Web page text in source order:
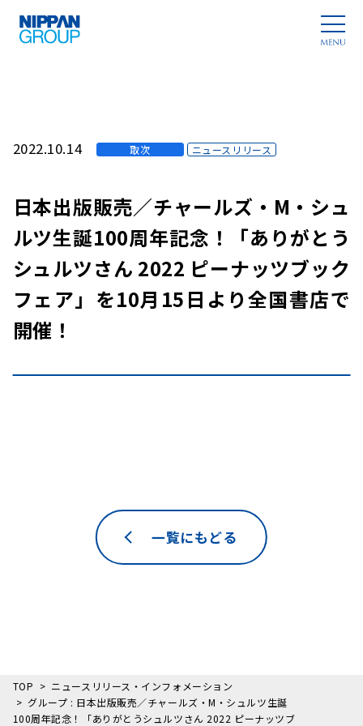
2022.10.14 取次 ニュースリリース
日本出版販売／チャールズ・M・シュ
ルツ生誕100周年記念！「ありがとう
シュルツさん 2022 ピーナッツブック
フェア」を10月15日より全国書店で
開催！
一覧にもどる
TOP
ニュースリリース・インフォメーション
グループ : 日本出版販売／チャールズ・M・シュルツ生誕
100周年記念！「ありがとうシュルツさん 2022 ピーナッツブ